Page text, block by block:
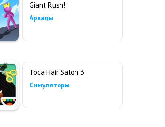
Giant Rush!
Аркады
Toca Hair Salon 3
Симуляторы